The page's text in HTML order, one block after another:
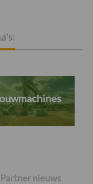
Partner nieuws